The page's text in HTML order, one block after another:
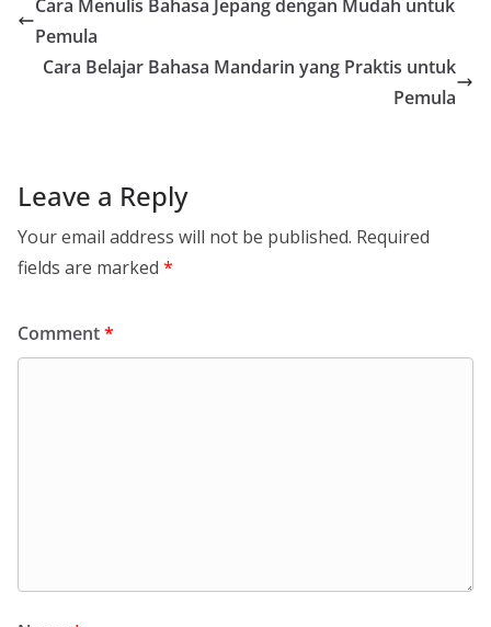
Cara Menulis Bahasa Jepang dengan Mudah untuk
Pemula
Cara Belajar Bahasa Mandarin yang Praktis untuk
Pemula
Leave a Reply
Your email address will not be published. Required
fields are marked *
Comment*